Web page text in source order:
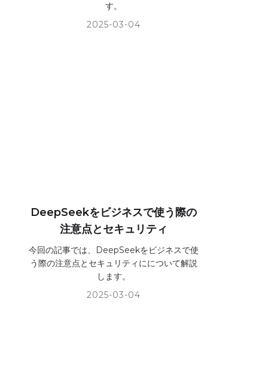
す。
2025-03-04
DeepSeekをビジネスで使う際の
注意点とセキュリティ
今回の記事では、DeepSeekをビジネスで使
う際の注意点とセキュリティにについて解説
します。
2025-03-04